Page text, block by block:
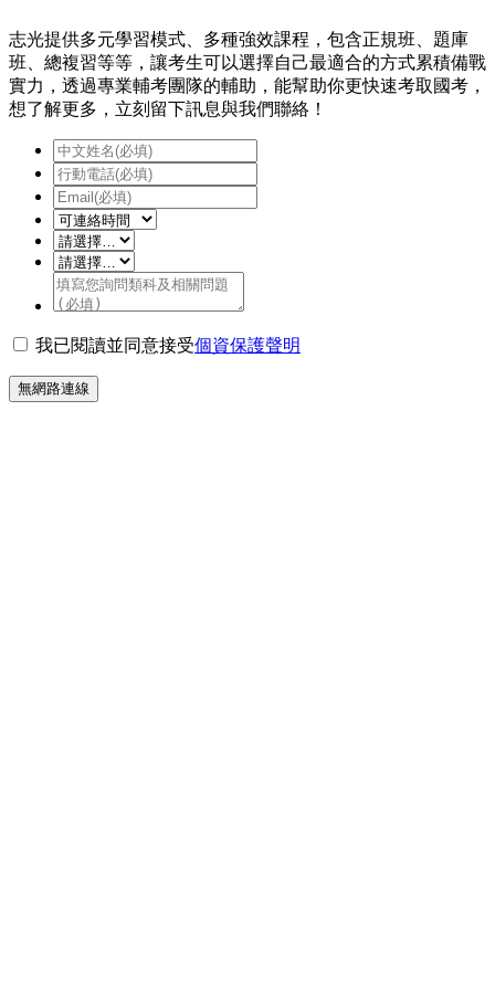
志光提供多元學習模式、多種強效課程，包含正規班、題庫
班、總複習等等，讓考生可以選擇自己最適合的方式累積備戰
實力，透過專業輔考團隊的輔助，能幫助你更快速考取國考，
想了解更多，立刻留下訊息與我們聯絡！
我已閱讀並同意接受個資保護聲明